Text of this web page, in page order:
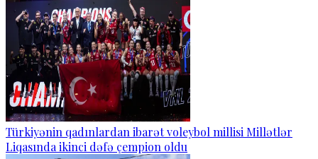
Türkiyənin qadınlardan ibarət voleybol millisi Millətlər
Liqasında ikinci dəfə çempion oldu